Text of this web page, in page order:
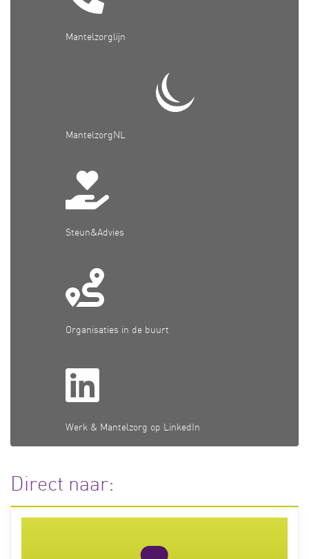
Mantelzorglijn
MantelzorgNL
Steun&Advies
Organisaties in de buurt
Werk & Mantelzorg op LinkedIn
Direct naar: